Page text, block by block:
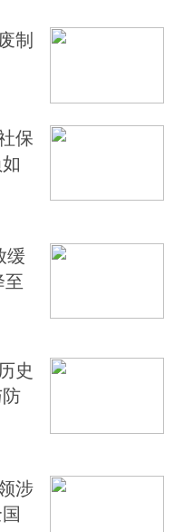
制
保
缓
至
史
涉